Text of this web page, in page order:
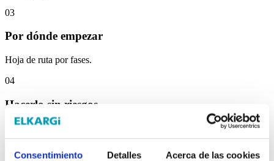
Consentimiento Detalles Acerca de las cookies
03
Por dónde empezar
Hoja de ruta por fases.
04
Hacerlo sin riesgos
Datos, RGPD y Reglamento de IA.